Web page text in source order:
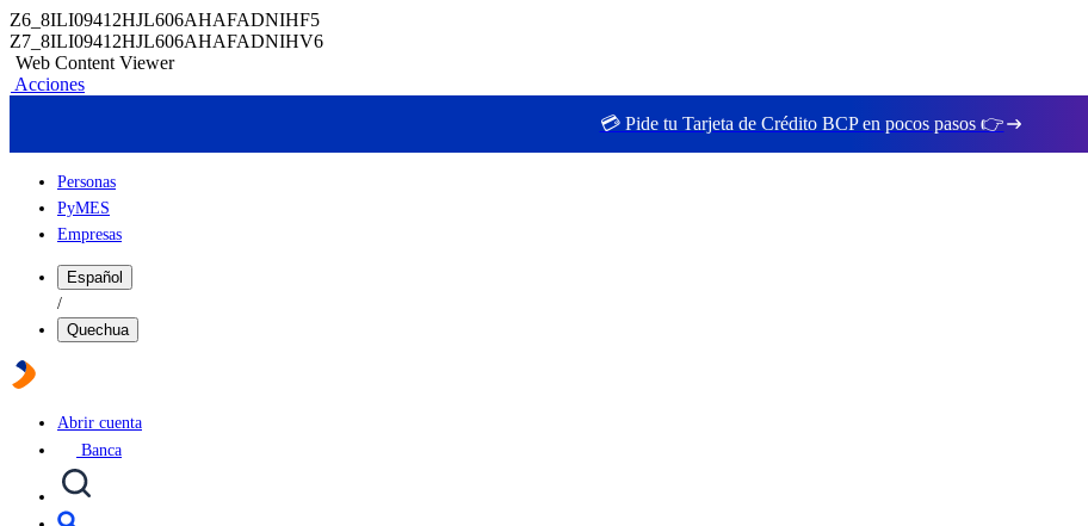
Z6_8ILI09412HJL606AHAFADNIHF5
Z7_8ILI09412HJL606AHAFADNIHV6
Web Content Viewer
Acciones
💳 Pide tu Tarjeta de Crédito BCP en pocos pasos 👉
Personas
PyMES
Empresas
Español
/
Quechua
Abrir cuenta
Banca